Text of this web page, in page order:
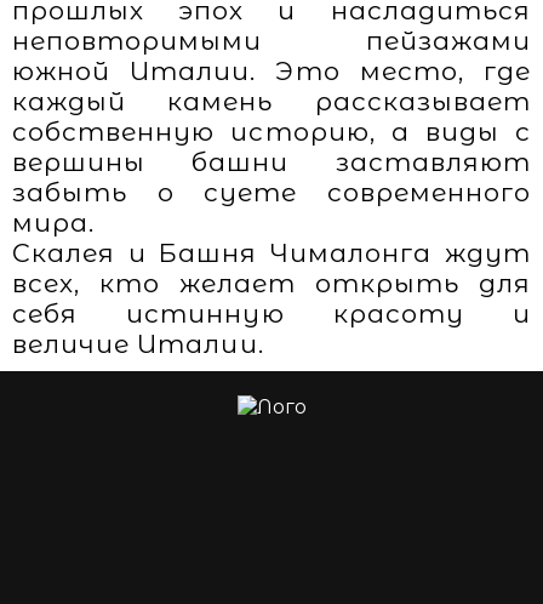
прошлых эпох и насладиться
неповторимыми пейзажами
южной Италии. Это место, где
каждый камень рассказывает
собственную историю, а виды с
вершины башни заставляют
забыть о суете современного
мира.
Скалея и Башня Чималонга ждут
всех, кто желает открыть для
себя истинную красоту и
величие Италии.